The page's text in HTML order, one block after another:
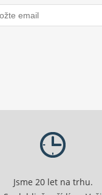
Jsme 20 let na trhu.